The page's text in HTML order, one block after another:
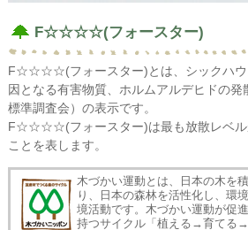
F☆☆☆☆(フォースター)
F☆☆☆☆(フォースター)とは、シックハウ
因となる有害物質、ホルムアルデヒドの
標準調査会）の表示です。
F☆☆☆☆(フォースター)は最も放散レベル
ことを表します。
木づかい運動とは、日本の木を
り、日本の森林を活性化し、環
境活動です。木づかい運動が促
持つサイクル「植える→育てる→